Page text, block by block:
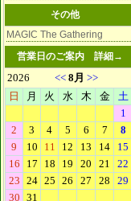
その他
MAGIC The Gathering
営業日のご案内 詳細→